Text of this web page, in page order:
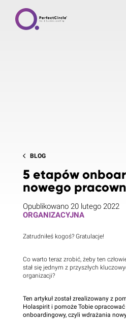
BLOG
5 etapów
nowego
Opublikowano 20 lutego 2022
ORGANIZACYJNA
Zatrudniłeś kogoś? Gratulacje!
Co warto teraz zrobić, żeby ten
stał się jednym z przyszłych
organizacji?
Ten artykuł został zrealizowany z
Holaspirit i pomoże Tobie
onboardingowy, czyli wdrażania